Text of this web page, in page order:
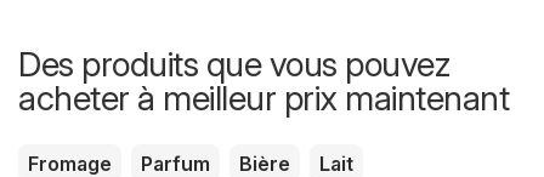
Des produits que vous pouvez
acheter à meilleur prix maintenant
Fromage Parfum Bière Lait